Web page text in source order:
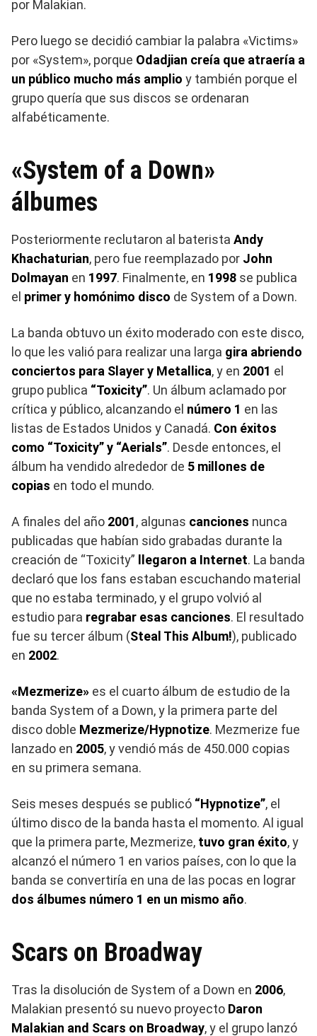
por Malakian.
Pero luego se decidió cambiar la palabra «Victims»
por «System», porque Odadjian creía que atraería a
un público mucho más amplio y también porque el
grupo quería que sus discos se ordenaran
alfabéticamente.
«System of a Down»
álbumes
Posteriormente reclutaron al baterista Andy
Khachaturian, pero fue reemplazado por John
Dolmayan en 1997. Finalmente, en 1998 se publica
el primer y homónimo disco de System of a Down.
La banda obtuvo un éxito moderado con este disco,
lo que les valió para realizar una larga gira abriendo
conciertos para Slayer y Metallica, y en 2001 el
grupo publica “Toxicity”. Un álbum aclamado por
crítica y público, alcanzando el número 1 en las
listas de Estados Unidos y Canadá. Con éxitos
como “Toxicity” y “Aerials”. Desde entonces, el
álbum ha vendido alrededor de 5 millones de
copias en todo el mundo.
A finales del año 2001, algunas canciones nunca
publicadas que habían sido grabadas durante la
creación de “Toxicity”
llegaron a Internet. La banda
declaró que los fans estaban escuchando material
que no estaba terminado, y el grupo volvió al
estudio para regrabar esas canciones. El resultado
fue su tercer álbum (Steal This Album!), publicado
en 2002.
«Mezmerize» es el cuarto álbum de estudio de la
banda System of a Down, y la primera parte del
disco doble Mezmerize/Hypnotize. Mezmerize fue
lanzado en 2005, y vendió más de 450.000 copias
en su primera semana.
Seis meses después se publicó “Hypnotize”, el
último disco de la banda hasta el momento. Al igual
que la primera parte, Mezmerize, tuvo gran éxito, y
alcanzó el número 1 en varios países, con lo que la
banda se convertiría en una de las pocas en lograr
dos álbumes número 1 en un mismo año.
Scars on Broadway
Tras la disolución de System of a Down en 2006,
Malakian presentó su nuevo proyecto Daron
Malakian and Scars on Broadway, y el grupo lanzó